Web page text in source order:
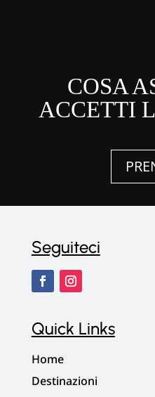
COSA
ACCETTI
Seguiteci
Quick Links
Home
Destinazioni